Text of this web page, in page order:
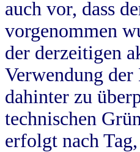
auch vor, dass
vorgenommen
der derzeitigen
Verwendung
dahinter zu
technischen
erfolgt nach